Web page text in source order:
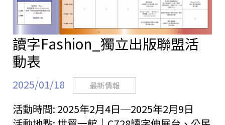
讀字Fashion_獨立出版聯盟活
動表
2025/01/18 最新情報
活動時間: 2025年2月4日─2025年2月9日